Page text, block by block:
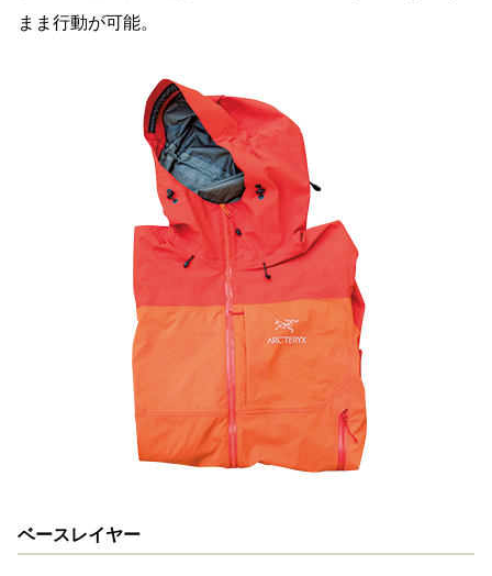
まま行動が可能。
ベースレイヤー